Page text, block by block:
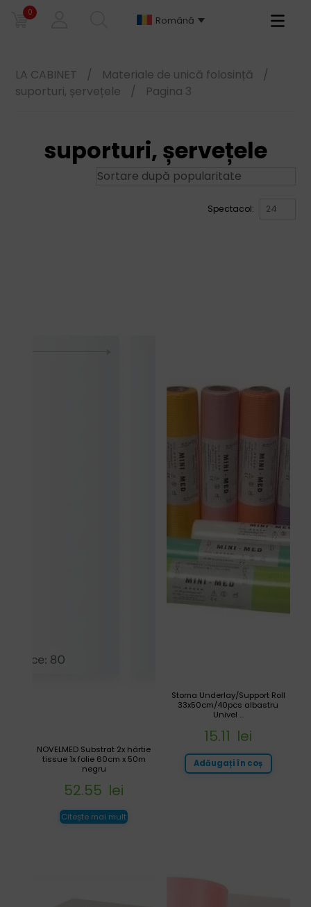
0
Română
Primary
LA CABINET / Materiale de unică folosință
/
suporturi, șervețele
/ Pagina 3
suporturi, șervețele
Spectacol:
Stoma Underlay/Support Roll
33x50cm/40pcs albastru
Univel ...
15.11 lei
Adăugați în coș
NOVELMED Substrat 2x hârtie
tissue 1x folie 60cm x 50m
negru
52.55 lei
Citește mai mult